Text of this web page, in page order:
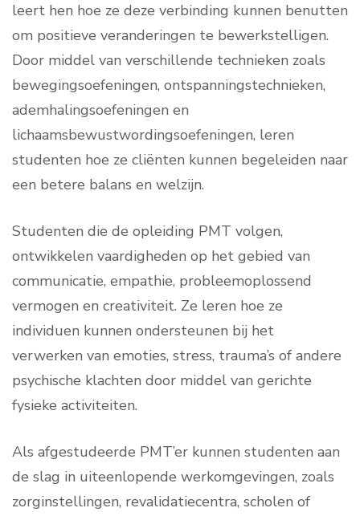
leert hen hoe ze deze verbinding kunnen benutten
om positieve veranderingen te bewerkstelligen.
Door middel van verschillende technieken zoals
bewegingsoefeningen, ontspanningstechnieken,
ademhalingsoefeningen en
lichaamsbewustwordingsoefeningen, leren
studenten hoe ze cliënten kunnen begeleiden naar
een betere balans en welzijn.
Studenten die de opleiding PMT volgen,
ontwikkelen vaardigheden op het gebied van
communicatie, empathie, probleemoplossend
vermogen en creativiteit. Ze leren hoe ze
individuen kunnen ondersteunen bij het
verwerken van emoties, stress, trauma’s of andere
psychische klachten door middel van gerichte
fysieke activiteiten.
Als afgestudeerde PMT’er kunnen studenten aan
de slag in uiteenlopende werkomgevingen, zoals
zorginstellingen, revalidatiecentra, scholen of